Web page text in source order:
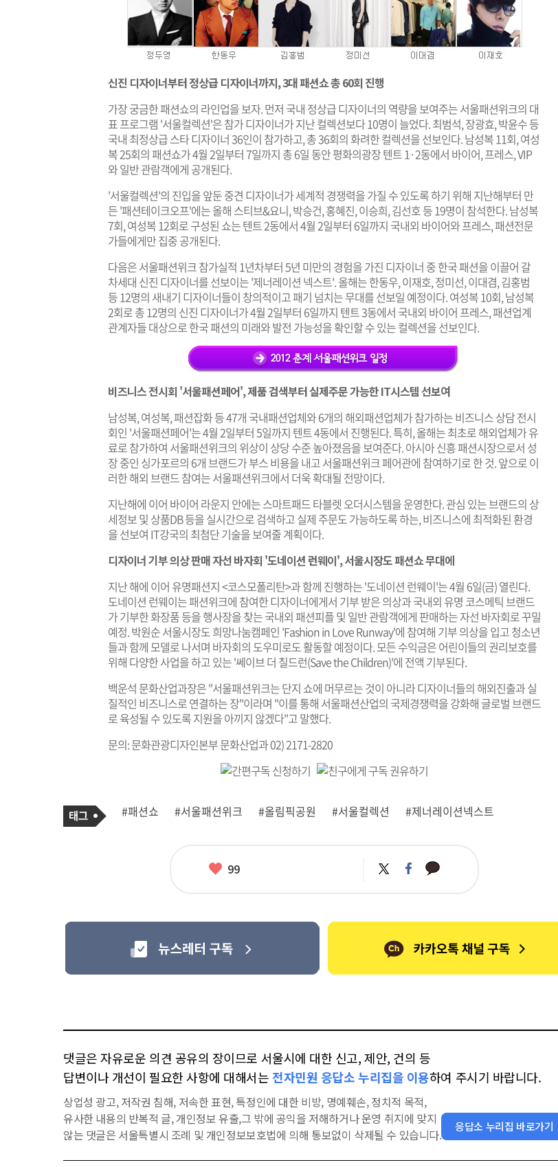
신진 디자이너부터 정상급 디자이너까지, 3대 패션쇼 총 60회 진행
가장 궁금한 패션쇼의 라인업을 보자. 먼저 국내 정상급 디자이너의 역량을 보여주는 서울패션위크의 대
표 프로그램 '서울컬렉션'은 참가 디자이너가 지난 컬렉션보다 10명이 늘었다. 최범석, 장광효, 박윤수 등
국내 최정상급 스타 디자이너 36인이 참가하고, 총 36회의 화려한 컬렉션을 선보인다. 남성복 11회, 여성
복 25회의 패션쇼가 4월 2일부터 7일까지 총 6일 동안 평화의광장 텐트 1·2동에서 바이어, 프레스, VIP
와 일반 관람객에게 공개된다.
'서울컬렉션'의 진입을 앞둔 중견 디자이너가 세계적 경쟁력을 가질 수 있도록 하기 위해 지난해부터 만
든 '패션테이크오프'에는 올해 스티브&요니, 박승건, 홍혜진, 이승희, 김선호 등 19명이 참석한다. 남성복
7회, 여성복 12회로 구성된 쇼는 텐트 2동에서 4월 2일부터 6일까지 국내외 바이어와 프레스, 패션전문
가들에게만 집중 공개된다.
다음은 서울패션위크 참가실적 1년차부터 5년 미만의 경험을 가진 디자이너 중 한국 패션을 이끌어 갈
차세대 신진 디자이너를 선보이는 '제너레이션 넥스트'. 올해는 한동우, 이재호, 정미선, 이대겸, 김홍범
등 12명의 새내기 디자이너들이 창의적이고 패기 넘치는 무대를 선보일 예정이다. 여성복 10회, 남성복
2회로 총 12명의 신진 디자이너가 4월 2일부터 6일까지 텐트 3동에서 국내외 바이어 프레스, 패션업계
관계자들 대상으로 한국 패션의 미래와 발전 가능성을 확인할 수 있는 컬렉션을 선보인다.
비즈니스 전시회 '서울패션페어', 제품 검색부터 실제주문 가능한 IT시스템 선보여
남성복, 여성복, 패션잡화 등 47개 국내패션업체와 6개의 해외패션업체가 참가하는 비즈니스 상담 전시
회인 '서울패션페어'는 4월 2일부터 5일까지 텐트 4동에서 진행된다. 특히, 올해는 최초로 해외업체가 유
료로 참가하여 서울패션위크의 위상이 상당 수준 높아졌음을 보여준다. 아시아 신흥 패션시장으로서 성
장 중인 싱가포르의 6개 브랜드가 부스 비용을 내고 서울패션위크 페어관에 참여하기로 한 것. 앞으로 이
러한 해외 브랜드 참여는 서울패션위크에서 더욱 확대될 전망이다.
지난해에 이어 바이어 라운지 안에는 스마트패드 타블렛 오더시스템을 운영한다. 관심 있는 브랜드의 상
세정보 및 상품DB 등을 실시간으로 검색하고 실제 주문도 가능하도록 하는, 비즈니스에 최적화된 환경
을 선보여 IT강국의 최첨단 기술을 보여줄 계획이다.
디자이너 기부 의상 판매 자선 바자회 '도네이션 런웨이', 서울시장도 패션쇼 무대에
지난 해에 이어 유명패션지 <코스모폴리탄>과 함께 진행하는 '도네이션 런웨이'는 4월 6일(금) 열린다.
도네이션 런웨이는 패션위크에 참여한 디자이너에게서 기부 받은 의상과 국내외 유명 코스메틱 브랜드
가 기부한 화장품 등을 행사장을 찾는 국내외 패션피플 및 일반 관람객에게 판매하는 자선 바자회로 꾸밀
예정. 박원순 서울시장도 희망나눔캠페인 'Fashion in Love Runway'에 참여해 기부 의상을 입고 청소년
들과 함께 모델로 나서며 바자회의 도우미로도 활동할 예정이다. 모든 수익금은 어린이들의 권리보호를
위해 다양한 사업을 하고 있는 '쎄이브 더 칠드런(Save the Children)'에 전액 기부된다.
백운석 문화산업과장은 "서울패션위크는 단지 쇼에 머무르는 것이 아니라 디자이너들의 해외진출과 실
질적인 비즈니스로 연결하는 장"이라며 "이를 통해 서울패션산업의 국제경쟁력을 강화해 글로벌 브랜드
로 육성될 수 있도록 지원을 아끼지 않겠다"고 말했다.
문의: 문화관광디자인본부 문화산업과 02) 2171-2820
사
태
그
#패션쇼 #서울패션위크 #올림픽공원 #서울컬렉션 #제너레이션넥스트
좋
99 트
위
페
이
카
카
댓글은 자유로운 의견 공유의 장이므로 서울시에 대한 신고, 제안, 건의 등
답변이나 개선이 필요한 사항에 대해서는 전자민원 응답소 누리집을 이용하여 주시기 바랍니다.
상업성 광고, 저작권 침해, 저속한 표현, 특정인에 대한 비방, 명예훼손, 정치적 목적,
유사한 내용의 반복적 글, 개인정보 유출,그 밖에 공익을 저해하거나 운영 취지에 맞지
않는 댓글은 서울특별시 조례 및 개인정보보호법에 의해 통보없이 삭제될 수 있습니다.
응답소 누리집 바로가기